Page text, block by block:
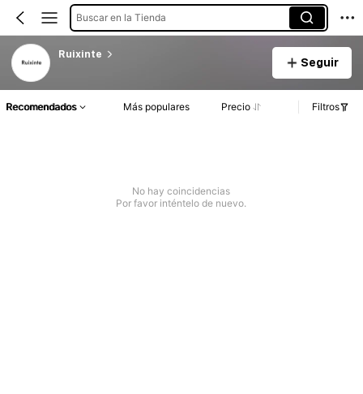
Buscar en la Tienda
Ruixinte
Seguir
Recomendados Más populares Precio Filtros
No hay coincidencias
Por favor inténtelo de nuevo.